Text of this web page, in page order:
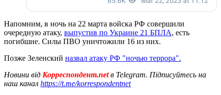
Напомним, в ночь на 22 марта войска РФ совершили
очередную атаку, выпустив по Украине 21 БПЛА, есть
погибшие. Силы ПВО уничтожили 16 из них.
Позже Зеленский назвал атаку РФ "ночью террора".
Новини від Корреспондент.netв Telegram. Підписуйтесь на
наш канал https://t.me/korrespondentnet